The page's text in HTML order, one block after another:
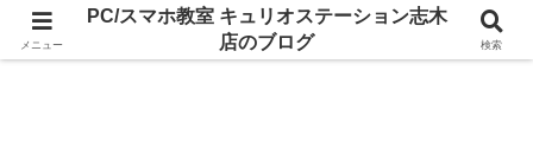
メニュー
PC/スマホ教室 キュリオステーション志木
店のブログ
検索